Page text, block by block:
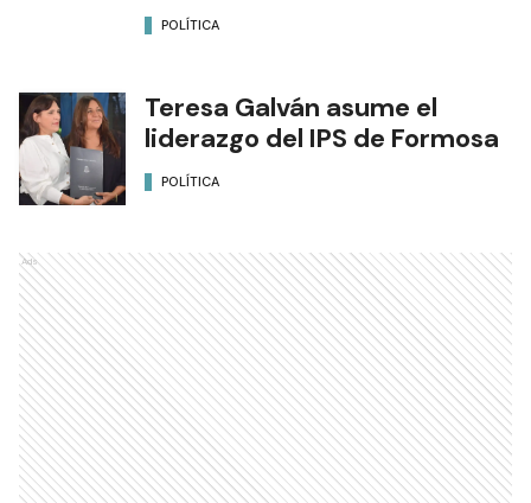
POLÍTICA
Teresa Galván asume el
liderazgo del IPS de Formosa
POLÍTICA
Ads